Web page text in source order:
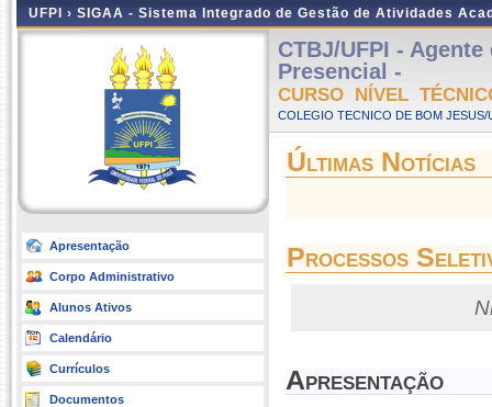
UFPI › SIGAA - Sistema Integrado de Gestão de Atividades
Apresentação
Corpo Administrativo
Alunos Ativos
Calendário
Currículos
Documentos
CTBJ/UFPI -
Presencial -
CURSO NÍVEL
COLEGIO TECNICO DE BOM JESUS/
Últimas Notícias
Processos
Apresentação